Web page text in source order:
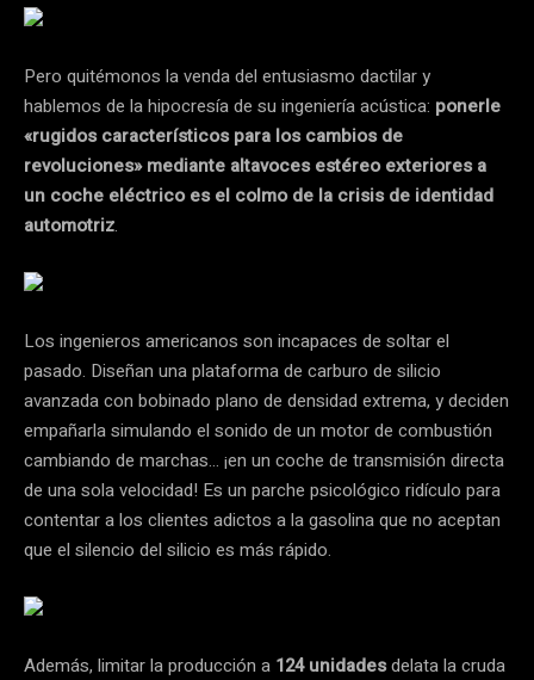
Pero quitémonos la venda del entusiasmo dactilar y
hablemos de la hipocresía de su ingeniería acústica: ponerle
«rugidos característicos para los cambios de
revoluciones» mediante altavoces estéreo exteriores a
un coche eléctrico es el colmo de la crisis de identidad
automotriz.
Los ingenieros americanos son incapaces de soltar el
pasado. Diseñan una plataforma de carburo de silicio
avanzada con bobinado plano de densidad extrema, y deciden
empañarla simulando el sonido de un motor de combustión
cambiando de marchas… ¡en un coche de transmisión directa
de una sola velocidad! Es un parche psicológico ridículo para
contentar a los clientes adictos a la gasolina que no aceptan
que el silencio del silicio es más rápido.
Además, limitar la producción a 124 unidadesdelata la cruda